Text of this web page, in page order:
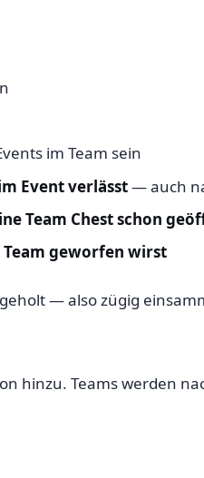
im Team sein
Event verlässt— auch
Team Chest schon
Team geworfen wirst
— also zügig
hinzu. Teams werden